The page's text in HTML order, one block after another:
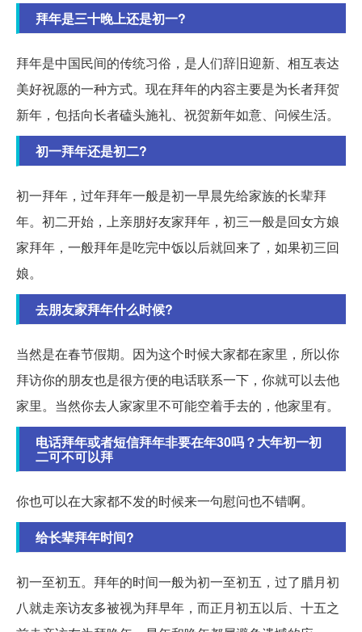
拜年是三十晚上还是初一?
拜年是中国民间的传统习俗，是人们辞旧迎新、相互表达
美好祝愿的一种方式。现在拜年的内容主要是为长者拜贺
新年，包括向长者磕头施礼、祝贺新年如意、问候生活。
初一拜年还是初二?
初一拜年，过年拜年一般是初一早晨先给家族的长辈拜
年。初二开始，上亲朋好友家拜年，初三一般是回女方娘
家拜年，一般拜年是吃完中饭以后就回来了，如果初三回
娘。
去朋友家拜年什么时候?
当然是在春节假期。因为这个时候大家都在家里，所以你
拜访你的朋友也是很方便的电话联系一下，你就可以去他
家里。当然你去人家家里不可能空着手去的，他家里有。
电话拜年或者短信拜年非要在年30吗？大年初一初
二可不可以拜
你也可以在大家都不发的时候来一句慰问也不错啊。
给长辈拜年时间?
初一至初五。拜年的时间一般为初一至初五，过了腊月初
八就走亲访友多被视为拜早年，而正月初五以后、十五之